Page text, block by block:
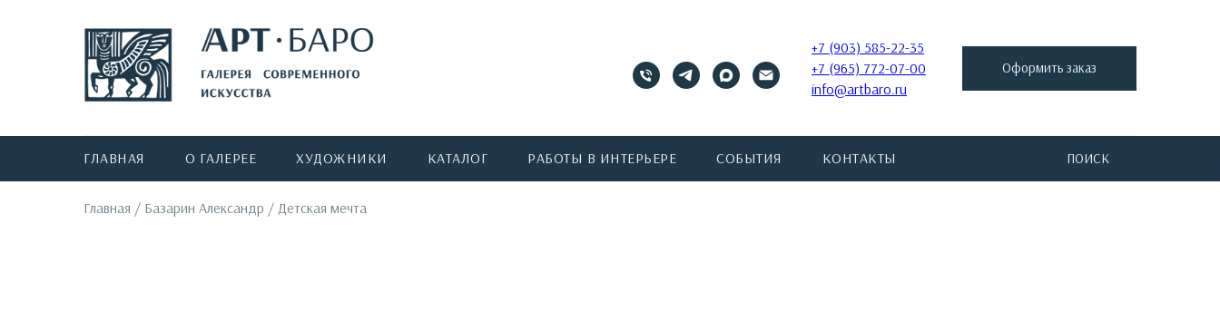
+7 (903) 585-22-35
+7 (965) 772-07-00
info@artbaro.ru
Оформить заказ
ПОИСК
ГЛАВНАЯ О ГАЛЕРЕЕ ХУДОЖНИКИ КАТАЛОГ РАБОТЫ В ИНТЕРЬЕРЕ СОБЫТИЯ КОНТАКТЫ
Главная / Базарин Александр / Детская мечта